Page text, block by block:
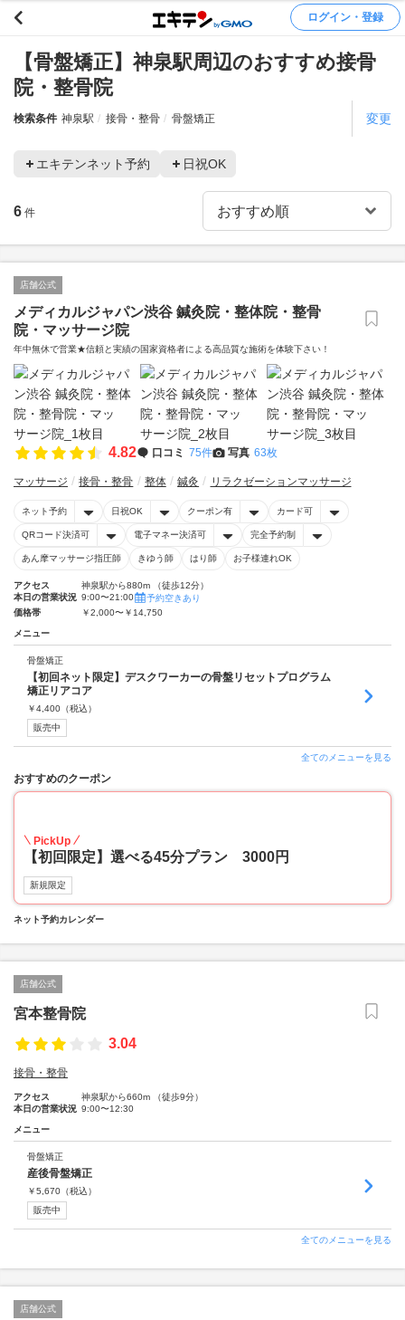
ログイン・登録
【骨盤矯正】神泉駅周辺のおすすめ接骨
院・整骨院
検索条件 神泉駅 接骨・整骨 骨盤矯正 変更
エキテンネット予約 日祝OK
6 件
店舗公式
メディカルジャパン渋谷 鍼灸院・整体院・整骨
院・マッサージ院
年中無休で営業★信頼と実績の国家資格者による高品質な施術を体験下さい！
4.82 口コミ 75件 写真 63枚
マッサージ 接骨・整骨 整体 鍼灸 リラクゼーションマッサージ
ネット予約 日祝OK クーポン有 カード可
QRコード決済可 電子マネー決済可 完全予約制
あん摩マッサージ指圧師 きゆう師 はり師 お子様連れOK
アクセス
神泉駅から880m （徒歩12分）
本日の営業状況 9:00〜21:00
予約空きあり
価格帯
￥2,000〜￥14,750
メニュー
骨盤矯正
【初回ネット限定】デスクワーカーの骨盤リセットプログラム
矯正リアコア
￥4,400 （税込）
販売中
全てのメニューを見る
おすすめのクーポン
PickUp
【初回限定】選べる45分プラン 3000円
新規限定
ネット予約カレンダー
店舗公式
宮本整骨院
3.04
接骨・整骨
アクセス
神泉駅から660m （徒歩9分）
本日の営業状況 9:00〜12:30
メニュー
骨盤矯正
産後骨盤矯正
￥5,670 （税込）
販売中
全てのメニューを見る
店舗公式